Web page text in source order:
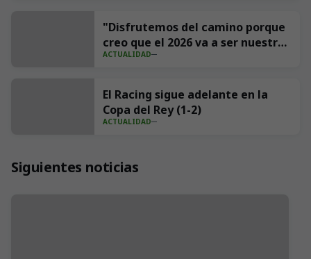
"Disfrutemos del camino porque
creo que el 2026 va a ser nuestro
año"
ACTUALIDAD
El Racing sigue adelante en la
Copa del Rey (1-2)
ACTUALIDAD
Siguientes noticias